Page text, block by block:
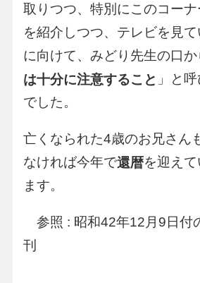
取りつつ、特別にこのコー
を紹介しつつ、テレビを見
に向けて、みどり先生の口か
は十分に注意すること 」と
でした。
亡くなられた4歳のお兄さん
なければ今年で還暦を迎えて
ます。
参照 : 昭和42年12月9日付
刊